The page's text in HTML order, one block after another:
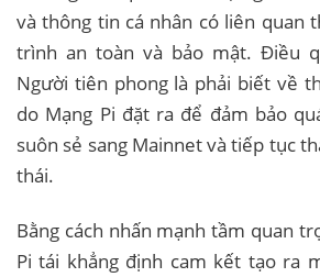
và thông tin cá nhân có liên quan
trình an toàn và bảo mật. Điều
Người tiên phong là phải biết về
do Mạng Pi đặt ra để đảm bảo
suôn sẻ sang Mainnet và tiếp tục
thái.
Bằng cách nhấn mạnh tầm quan
Pi tái khẳng định cam kết tạo ra